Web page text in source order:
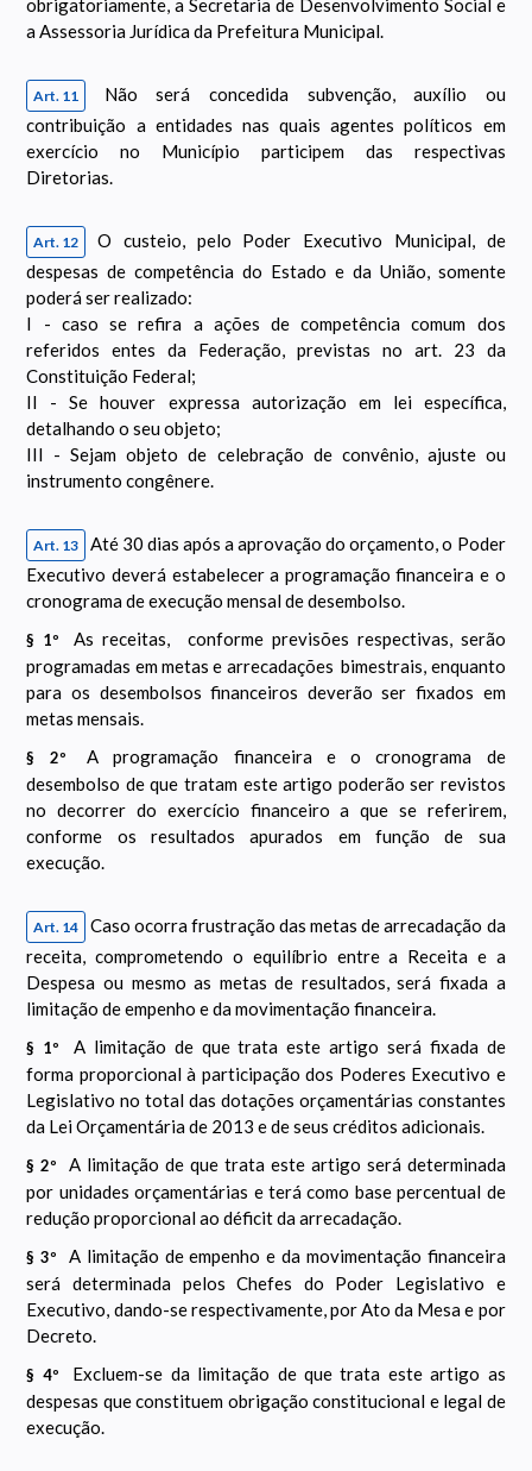
obrigatoriamente, a Secretaria de Desenvolvimento Social e
a Assessoria Jurídica da Prefeitura Municipal.
Art. 11
Não será concedida subvenção, auxílio ou
contribuição a entidades nas quais agentes políticos em
exercício no Município participem das respectivas
Diretorias.
Art. 12
O custeio, pelo Poder Executivo Municipal, de
despesas de competência do Estado e da União, somente
poderá ser realizado:
I - caso se refira a ações de competência comum dos
referidos entes da Federação, previstas no art. 23 da
Constituição Federal;
II - Se houver expressa autorização em lei específica,
detalhando o seu objeto;
III - Sejam objeto de celebração de convênio, ajuste ou
instrumento congênere.
Art. 13
Até 30 dias após a aprovação do orçamento, o Poder
Executivo deverá estabelecer a programação financeira e o
cronograma de execução mensal de desembolso.
§ 1º
As receitas, conforme previsões respectivas, serão
programadas em metas e arrecadações bimestrais, enquanto
para os desembolsos financeiros deverão ser fixados em
metas mensais.
§ 2º
A programação financeira e o cronograma de
desembolso de que tratam este artigo poderão ser revistos
no decorrer do exercício financeiro a que se referirem,
conforme os resultados apurados em função de sua
execução.
Art. 14
Caso ocorra frustração das metas de arrecadação da
receita, comprometendo o equilíbrio entre a Receita e a
Despesa ou mesmo as metas de resultados, será fixada a
limitação de empenho e da movimentação financeira.
§ 1º
A limitação de que trata este artigo será fixada de
forma proporcional à participação dos Poderes Executivo e
Legislativo no total das dotações orçamentárias constantes
da Lei Orçamentária de 2013 e de seus créditos adicionais.
§ 2º
A limitação de que trata este artigo será determinada
por unidades orçamentárias e terá como base percentual de
redução proporcional ao déficit da arrecadação.
§ 3º
A limitação de empenho e da movimentação financeira
será determinada pelos Chefes do Poder Legislativo e
Executivo, dando-se respectivamente, por Ato da Mesa e por
Decreto.
§ 4º
Excluem-se da limitação de que trata este artigo as
despesas que constituem obrigação constitucional e legal de
execução.